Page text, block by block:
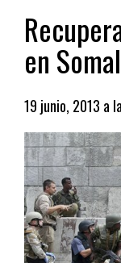
en
19 junio, 2013 a